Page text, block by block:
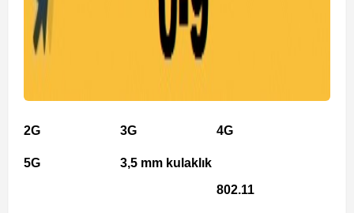
2G 3G 4G
5G
3,5 mm kulaklık
802.11